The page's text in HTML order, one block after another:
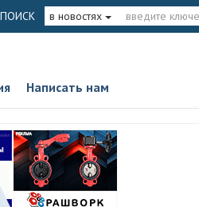
ПОИСК в новостях
Написать нам